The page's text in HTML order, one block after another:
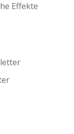
Effekte